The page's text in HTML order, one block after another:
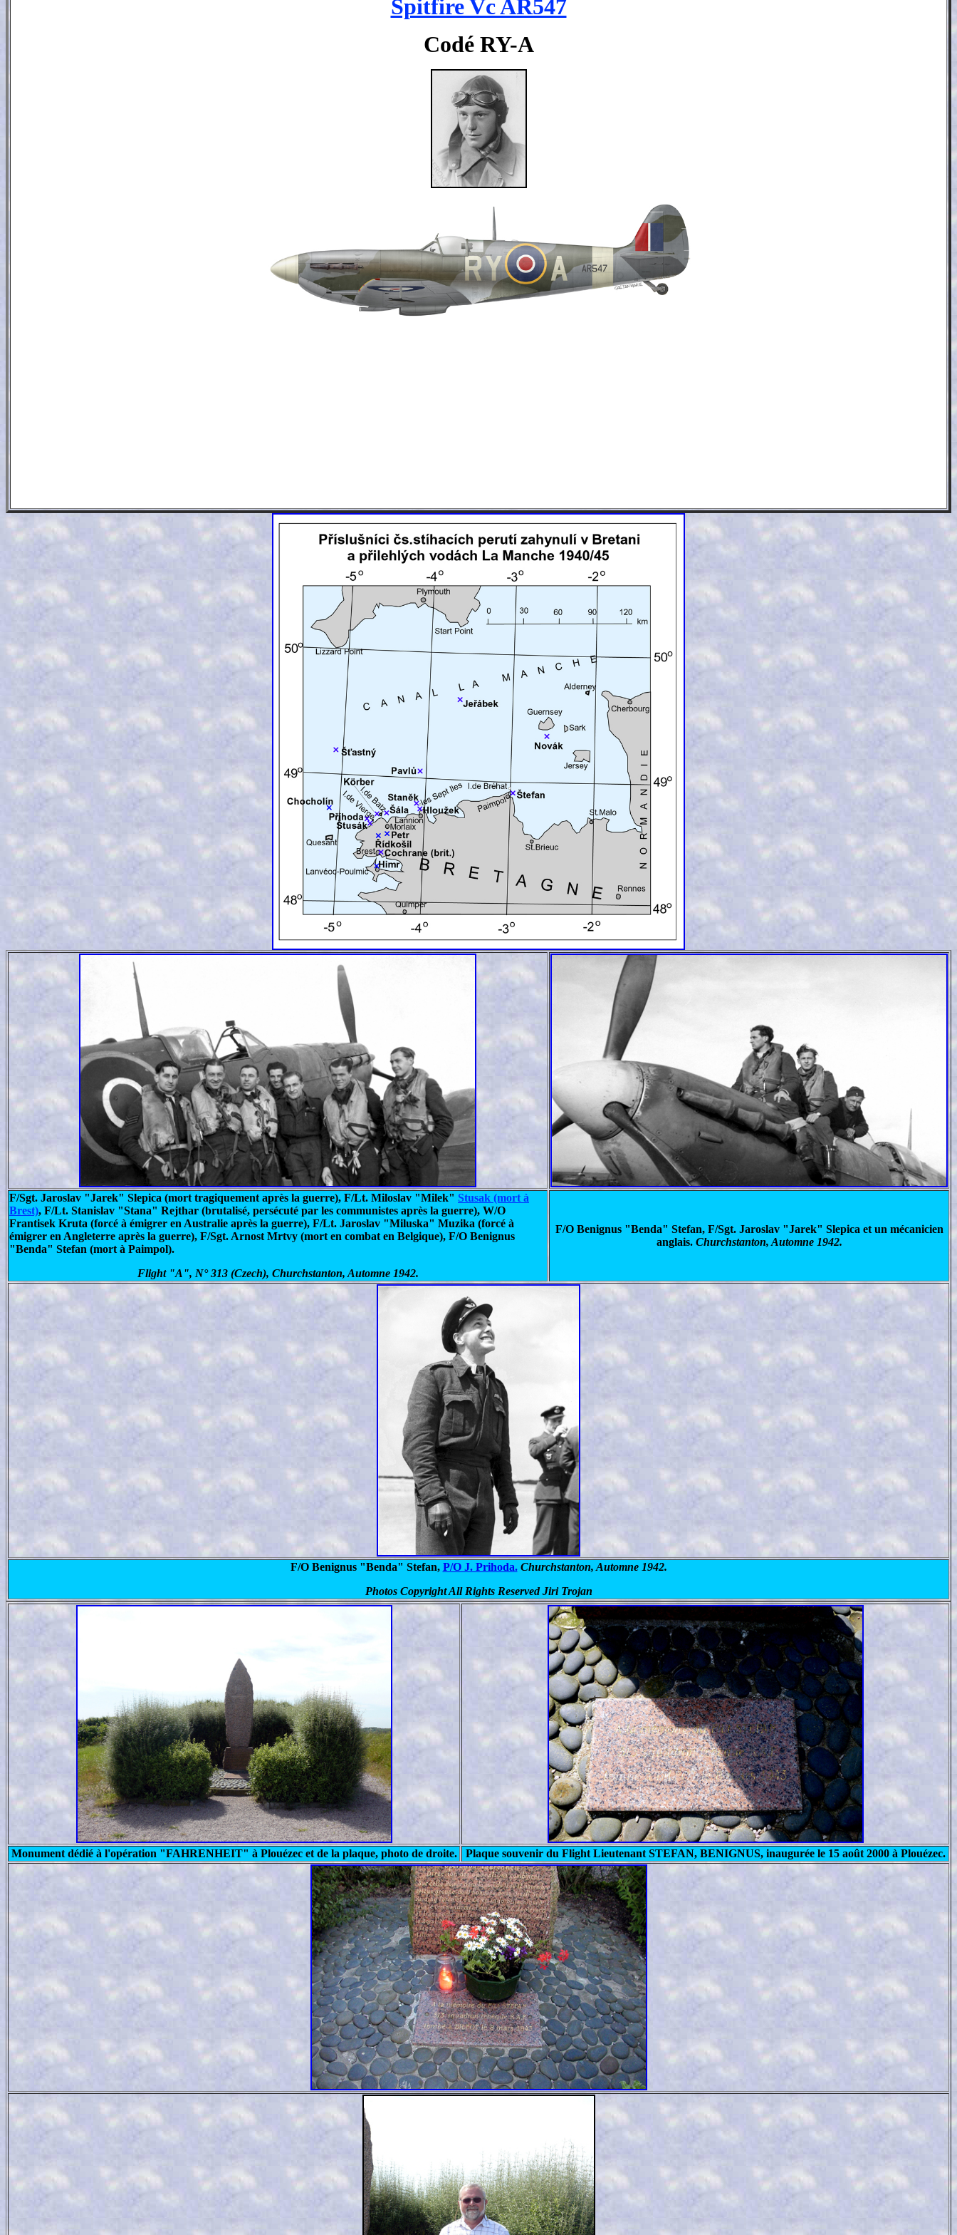
Spitfire Vc AR547
Codé RY-A
F/Sgt. Jaroslav "Jarek" Slepica (mort tragiquement après la guerre), F/Lt. Miloslav "Milek" Stusak (mort à
Brest), F/Lt. Stanislav "Stana" Rejthar (brutalisé, persécuté par les communistes après la guerre), W/O
Frantisek Kruta (forcé à émigrer en Australie après la guerre), F/Lt. Jaroslav "Miluska" Muzika (forcé à
émigrer en Angleterre après la guerre), F/Sgt. Arnost Mrtvy (mort en combat en Belgique), F/O Benignus
"Benda" Stefan (mort à Paimpol).
Flight "A", N° 313 (Czech), Churchstanton, Automne 1942.
F/O Benignus "Benda" Stefan, F/Sgt. Jaroslav "Jarek" Slepica et un mécanicien
anglais. Churchstanton, Automne 1942.
F/O Benignus "Benda" Stefan, P/O J. Prihoda. Churchstanton, Automne 1942.
Photos Copyright All Rights Reserved Jiri Trojan
Monument dédié à l'opération "FAHRENHEIT" à Plouézec et de la plaque, photo de droite. Plaque souvenir du Flight LieutenantSTEFAN, BENIGNUS, inaugurée le 15 août 2000 à Plouézec.